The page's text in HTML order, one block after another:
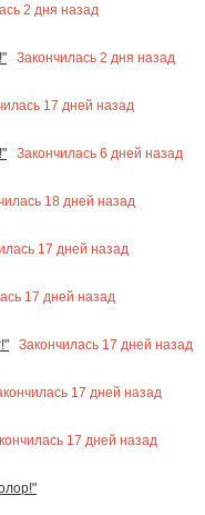
2 дня назад
Закончилась 2 дня назад
17 дней назад
Закончилась 6 дней назад
18 дней назад
17 дней назад
17 дней назад
Закончилась 17 дней назад
17 дней назад
17 дней назад